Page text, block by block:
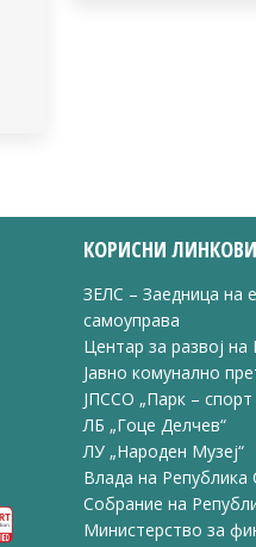
КОРИСНИ ЛИНКОВИ
ЗЕЛС – Заедница на
самоуправа
Центар за развој на
Јавно комунално
ЈПССО „Парк – спорт
ЛБ „Гоце Делчев“
ЛУ „Народен Музеј“
Влада на Република
Собрание на
Министерство за